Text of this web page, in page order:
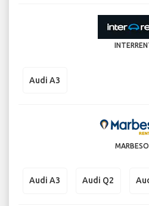
Audi A3
Audi A3 Audi Q2